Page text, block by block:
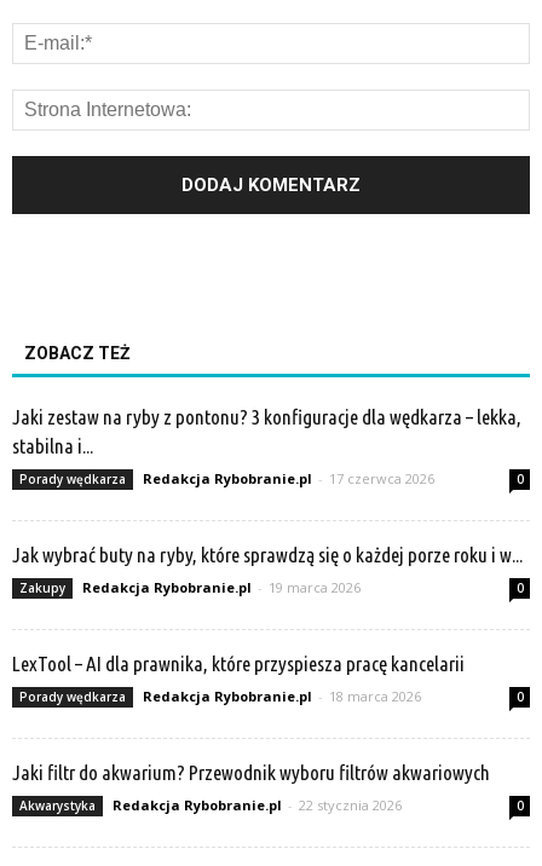
ZOBACZ TEŻ
Jaki zestaw na ryby z pontonu? 3 konfiguracje dla wędkarza – lekka,
stabilna i...
Porady wędkarza Redakcja Rybobranie.pl - 17 czerwca 2026 0
Jak wybrać buty na ryby, które sprawdzą się o każdej porze roku i w...
Zakupy Redakcja Rybobranie.pl - 19 marca 2026 0
LexTool – AI dla prawnika, które przyspiesza pracę kancelarii
Porady wędkarza Redakcja Rybobranie.pl - 18 marca 2026 0
Jaki filtr do akwarium? Przewodnik wyboru filtrów akwariowych
Akwarystyka Redakcja Rybobranie.pl - 22 stycznia 2026 0